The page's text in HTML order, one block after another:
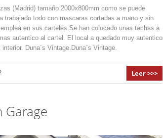
(Madrid) tamaño 2000x800mm como se puede
trabajado todo con mascaras cortadas a mano y sin
en sus carteles.Se han colocado unas tachas a
autentico al cartel. El local a quedado muy autentico
Duna´s Vintage.Duna´s Vintage.
Leer >>>
Garage